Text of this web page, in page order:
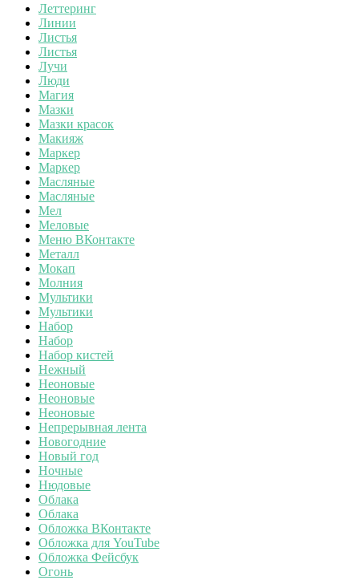
Леттеринг
Линии
Листья
Листья
Лучи
Люди
Магия
Мазки
Мазки красок
Макияж
Маркер
Маркер
Масляные
Масляные
Мел
Меловые
Меню ВКонтакте
Металл
Мокап
Молния
Мультики
Мультики
Набор
Набор
Набор кистей
Нежный
Неоновые
Неоновые
Неоновые
Непрерывная лента
Новогодние
Новый год
Ночные
Нюдовые
Облака
Облака
Обложка ВКонтакте
Обложка для YouTube
Обложка Фейсбук
Огонь